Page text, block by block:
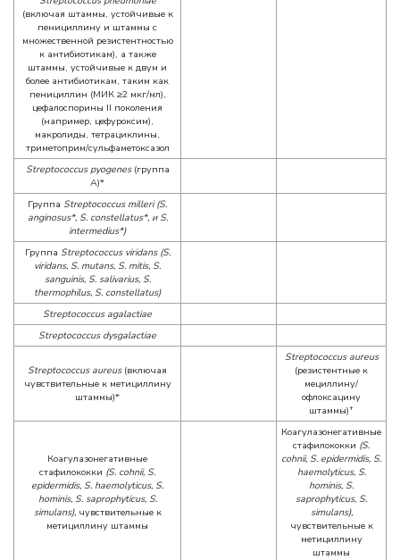
(включая штаммы, устойчивые к
пенициллину и штаммы с
множественной резистентностью
к антибиотикам), а также
штаммы, устойчивые к двум и
более антибиотикам, таким как
пенициллин (МИК ≥2 мкг/мл),
цефалоспорины II поколения
(например, цефуроксим),
макролиды, тетрациклины,
триметоприм/сульфаметоксазол
Streptococcus pyogenes(группа
А)*
Группа Streptococcus milleri (S.
anginosus*, S. constellatus*, и S.
intermedius*)
Группа Streptococcus viridans (S.
viridans, S. mutans, S. mitis, S.
sanguinis, S. salivarius, S.
thermophilus, S. constellatus)
Streptococcus agalactiae
Streptococcus dysgalactiae
Streptococcus aureus(включая
чувствительные к метициллину
штаммы)*
Streptococcus aureus
(резистентные к
мециллину/
офлоксацину
штаммы)+
Коагулазонегативные
стафилококки (S. cohnii, S.
epidermidis, S. haemolyticus, S.
hominis, S. saprophyticus, S.
simulans),чувствительные к
метициллину штаммы
Коагулазонегативные
стафилококки (S.
cohnii, S. epidermidis, S.
haemolyticus, S.
hominis, S.
saprophyticus, S.
simulans),
чувствительные к
метициллину
штаммы